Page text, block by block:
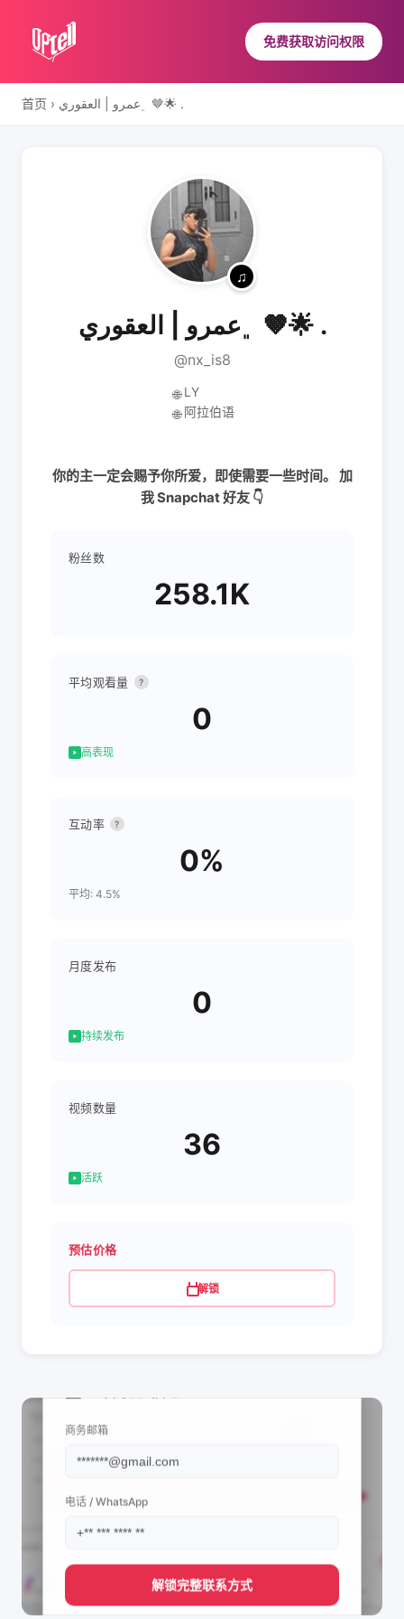
免费获取访问权限
首页 › ﮼عمرو | العقوري 🤎🌟 .
﮼عمرو | العقوري 🤎🌟 .
@nx_is8
🌐 LY
🌐 阿拉伯语
你的主一定会赐予你所爱，即使需要一些时间。 加
我 Snapchat 好友 👇
粉丝数
258.1K
平均观看量 ?
0
高表现
互动率 ?
0%
平均: 4.5%
月度发布
0
持续发布
视频数量
36
活跃
预估价格
解锁
商务邮箱
电话 / WhatsApp
解锁完整联系方式